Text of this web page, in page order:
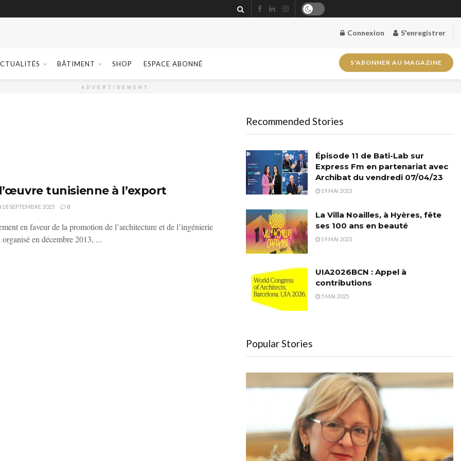
Connexion S'enregistrer
BÂTIMENT SHOP ESPACE ABONNÉ S'ABONNER AU MAGAZINE
ADVERTISEMENT
tunisienne à l’export
18 SEPTEMBRE 2025 0
en faveur de la promotion de l’architecture et de l’ingénierie
en décembre 2013, ...
Recommended Stories
Épisode 11 de Bati-Lab sur
Express Fm en partenariat avec
Archibat du vendredi 07/04/23
19 MAI 2023
La Villa Noailles, à Hyères, fête
ses 100 ans en beauté
19 MAI 2023
UIA2026BCN : Appel à
contributions
5 MAI 2025
Popular Stories